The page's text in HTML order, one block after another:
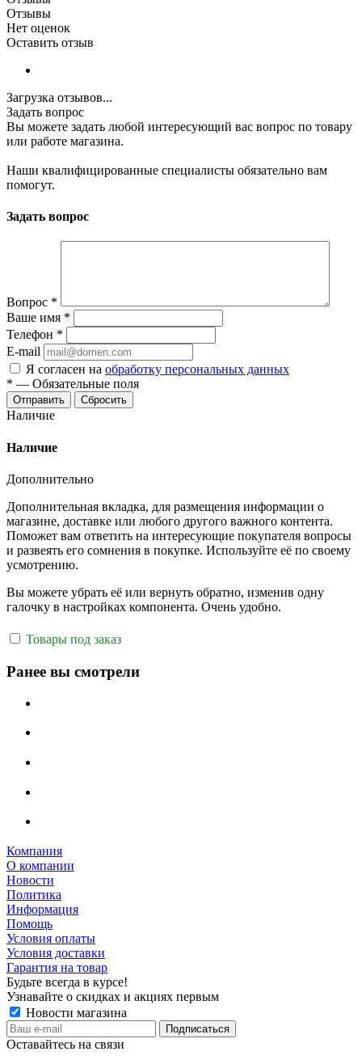
Отзывы
Нет оценок
Оставить отзыв
Загрузка отзывов...
Задать вопрос
Вы можете задать любой интересующий вас вопрос по товару
или работе магазина.
Наши квалифицированные специалисты обязательно вам
помогут.
Задать вопрос
Вопрос *
Ваше имя *
Телефон *
E-mail
Я согласен на обработку персональных данных
* — Обязательные поля
Отправить Сбросить
Наличие
Наличие
Дополнительно
Дополнительная вкладка, для размещения информации о
магазине, доставке или любого другого важного контента.
Поможет вам ответить на интересующие покупателя вопросы
и развеять его сомнения в покупке. Используйте её по своему
усмотрению.
Вы можете убрать её или вернуть обратно, изменив одну
галочку в настройках компонента. Очень удобно.
Товары под заказ
Ранее вы смотрели
Компания
О компании
Новости
Политика
Информация
Помощь
Условия оплаты
Условия доставки
Гарантия на товар
Будьте всегда в курсе!
Узнавайте о скидках и акциях первым
Новости магазина
Оставайтесь на связи